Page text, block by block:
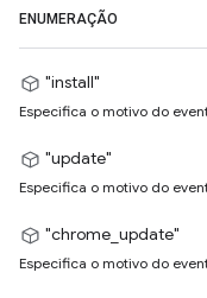
ENUMERAÇÃO
"install"
Especifica o motivo do
"update"
Especifica o motivo do
"chrome_update"
Especifica o motivo do